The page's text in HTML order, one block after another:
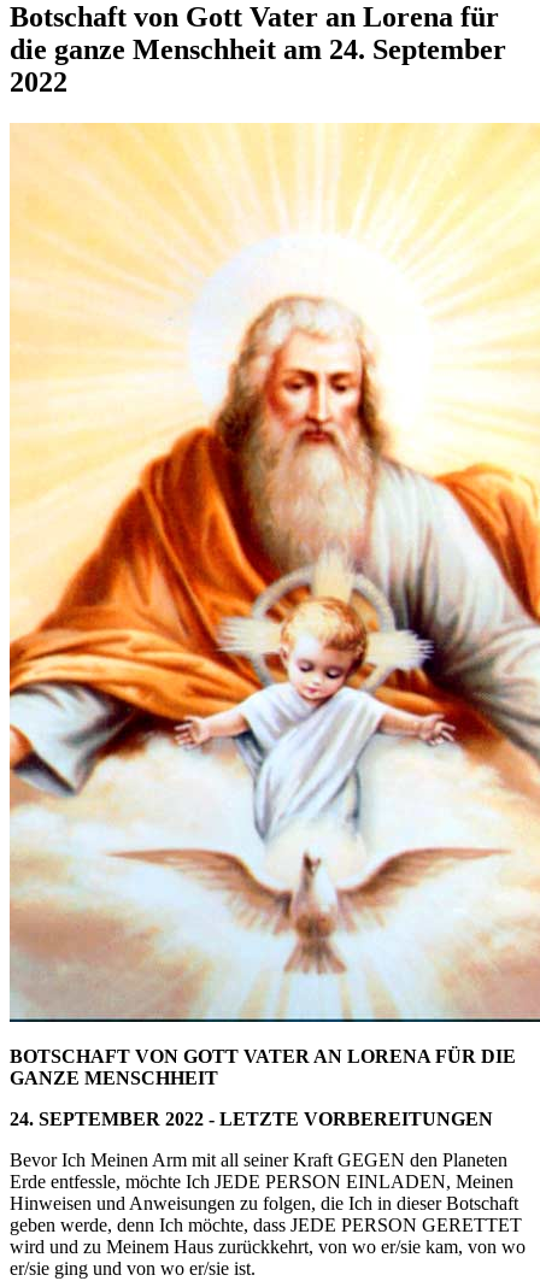
Botschaft von Gott Vater an Lorena für
die ganze Menschheit am 24. September
2022
BOTSCHAFT VON GOTT VATER AN LORENA FÜR DIE
GANZE MENSCHHEIT
24. SEPTEMBER 2022 - LETZTE VORBEREITUNGEN
Bevor Ich Meinen Arm mit all seiner Kraft GEGEN den Planeten
Erde entfessle, möchte Ich JEDE PERSON EINLADEN, Meinen
Hinweisen und Anweisungen zu folgen, die Ich in dieser Botschaft
geben werde, denn Ich möchte, dass JEDE PERSON GERETTET
wird und zu Meinem Haus zurückkehrt, von wo er/sie kam, von wo
er/sie ging und von wo er/sie ist.